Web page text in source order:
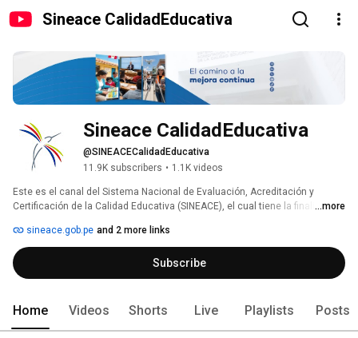
Sineace CalidadEducativa
Sineace CalidadEducativa
@SINEACECalidadEducativa
11.9K subscribers • 1.1K videos
Este es el canal del Sistema Nacional de Evaluación, Acreditación y
Certificación de la Calidad Educativa (SINEACE), el cual tiene la finalidad de
públicas y privadas ofrezcan un servicio de calidad.
...more
sineace.gob.pe and 2 more links
Subscribe
Home Videos Shorts Live Playlists Posts